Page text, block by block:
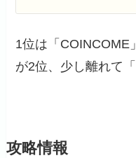
1位は「COINCOME
が2位、少し離れて
攻略情報